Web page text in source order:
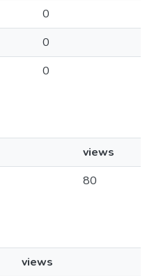
0
0
0
views
80
views